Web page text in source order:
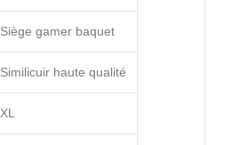
Siège gamer baquet
Similicuir haute qualité
XL